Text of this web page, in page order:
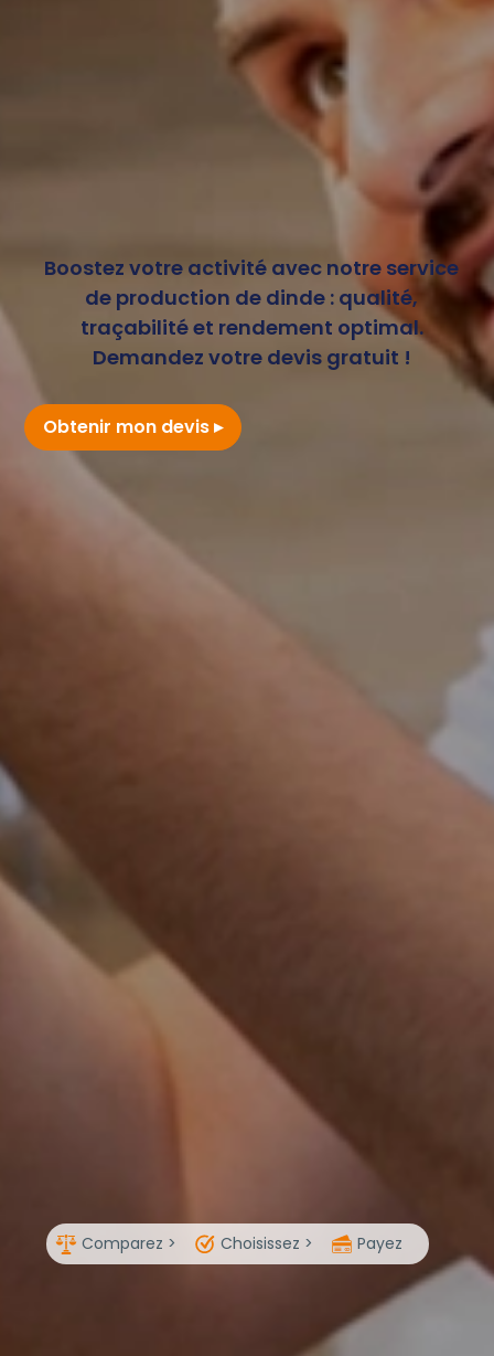
Boostez votre activité avec notre service
de production de dinde : qualité,
traçabilité et rendement optimal.
Demandez votre devis gratuit !
Obtenir mon devis
Comparez > Choisissez > Payez